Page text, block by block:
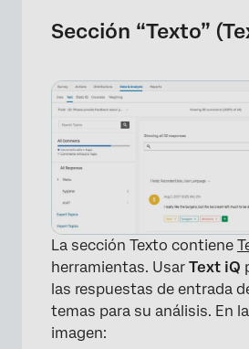
Sección “Texto”
La sección Texto contiene
herramientas. Usar Text iQ
las respuestas de entrada
temas para su análisis. En
imagen: